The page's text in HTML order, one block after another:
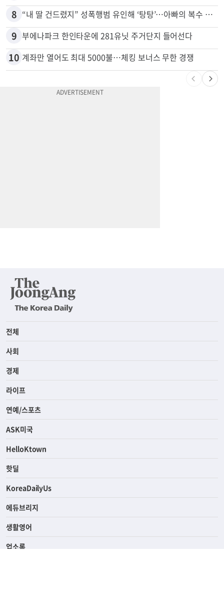
8 “내 딸 건드렸지” 성폭행범 유인해 ‘탕탕’…아빠의 복수 결말
9 부에나파크 한인타운에 281유닛 주거단지 들어선다
10 계좌만 열어도 최대 5000불…체킹 보너스 무한 경쟁
전체
사회
경제
라이프
연예/스포츠
ASK미국
HelloKtown
핫딜
KoreaDailyUs
에듀브리지
생활영어
업소록